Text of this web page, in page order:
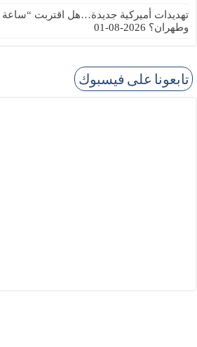
تهديدات أميركية جديدة…هل اقتربت
وطهران؟ 2026-08-01
تابعونا على فيسبوك